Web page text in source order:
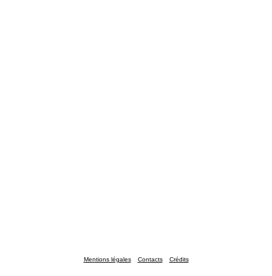
Mentions légales Contacts Crédits